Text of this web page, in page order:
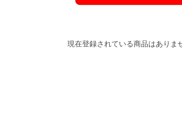
現在登録されている商品はありま